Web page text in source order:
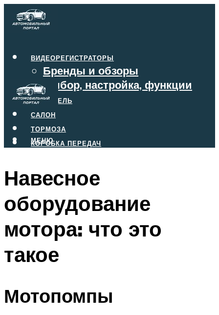
ВИДЕОРЕГИСТРАТОРЫ
Бренды и обзоры
Выбор, настройка, функции
ДВИГАТЕЛЬ
САЛОН
ТОРМОЗА
КОРОБКА ПЕРЕДАЧ
МЕНЮ
МЕНЮ
Навесное
оборудование
мотора: что это
такое
Мотопомпы